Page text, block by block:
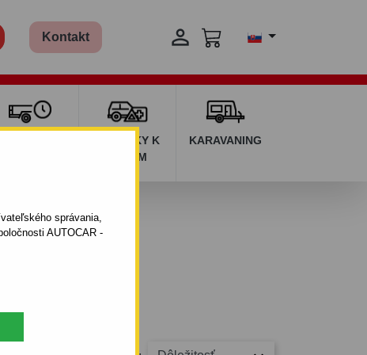
správania,
AUTOCAR -
Kontakt 
DOPLNKY K
AUTÁM
KARAVANING